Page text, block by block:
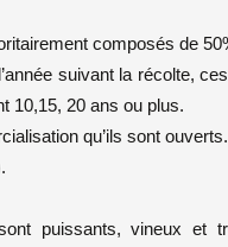
composés de
suivant la récolte,
10,15, 20 ans ou plus.
qu’ils sont
puissants, vineux et